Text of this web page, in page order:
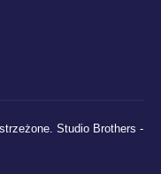
Studio Brothers -